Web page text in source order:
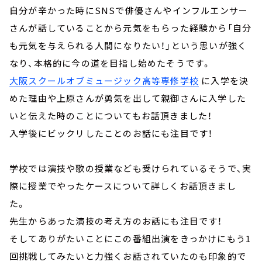
自分が辛かった時にSNSで俳優さんやインフルエンサー
さんが話していることから元気をもらった経験から「自分
も元気を与えられる人間になりたい！」という思いが強く
なり、本格的に今の道を目指し始めたそうです。
大阪スクールオブミュージック高等専修学校 に入学を決
めた理由や上原さんが勇気を出して親御さんに入学した
いと伝えた時のことについてもお話頂きました！
入学後にビックリしたことのお話にも注目です！
学校では演技や歌の授業なども受けられているそうで、実
際に授業でやったケースについて詳しくお話頂きまし
た。
先生からあった演技の考え方のお話にも注目です！
そしてありがたいことにこの番組出演をきっかけにもう1
回挑戦してみたいと力強くお話されていたのも印象的で